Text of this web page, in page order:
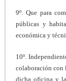
9º. Que para
públicas y
económica y
10º.
colaboración con
dicha oficina y la